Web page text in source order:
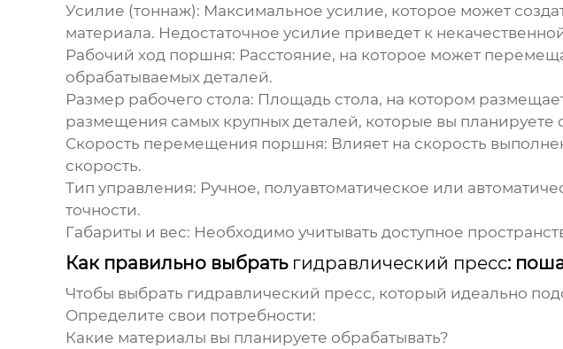
Усилие (тоннаж): Максимальное усилие, которое может
материала. Недостаточное усилие приведет к
Рабочий ход поршня: Расстояние, на которое может
обрабатываемых деталей.
Размер рабочего стола: Площадь стола, на котором
размещения самых крупных деталей, которые вы планируете
Скорость перемещения поршня: Влияет на скорость
скорость.
Тип управления: Ручное, полуавтоматическое или
точности.
Габариты и вес: Необходимо учитывать доступное
Как правильно выбрать гидравлический пресс:
Чтобы выбрать гидравлический пресс, который идеально
Определите свои потребности:
Какие материалы вы планируете обрабатывать?